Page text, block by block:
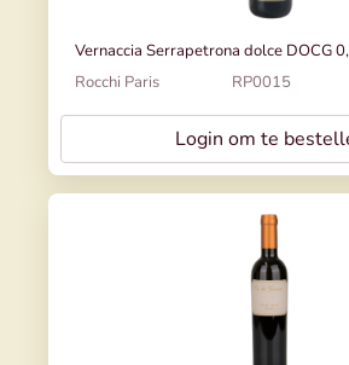
Vernaccia Serrapetrona dolce DOCG
Rocchi Paris
RP0015
Login om te